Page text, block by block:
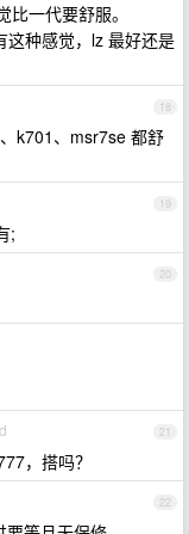
一代要舒服。
这种感觉，lz 最好还是
18
k701、msr7se 都舒
19
;
20
21
，搭吗？
22